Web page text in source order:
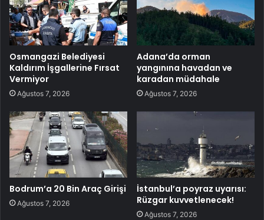
Osmangazi Belediyesi
Kaldırım İşgallerine Fırsat
Vermiyor
Ağustos 7, 2026
Adana’da orman
yangınına havadan ve
karadan müdahale
Ağustos 7, 2026
Bodrum’a 20 Bin Araç Girişi
Ağustos 7, 2026
İstanbul’a poyraz uyarısı:
Rüzgar kuvvetlenecek!
Ağustos 7, 2026